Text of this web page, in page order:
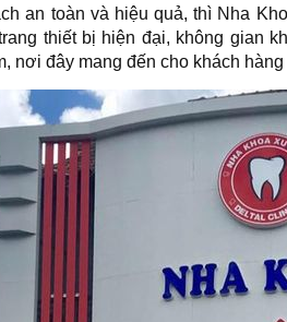
an toàn và hiệu quả, thì Nha
thiết bị hiện đại, không gian
nơi đây mang đến cho khách